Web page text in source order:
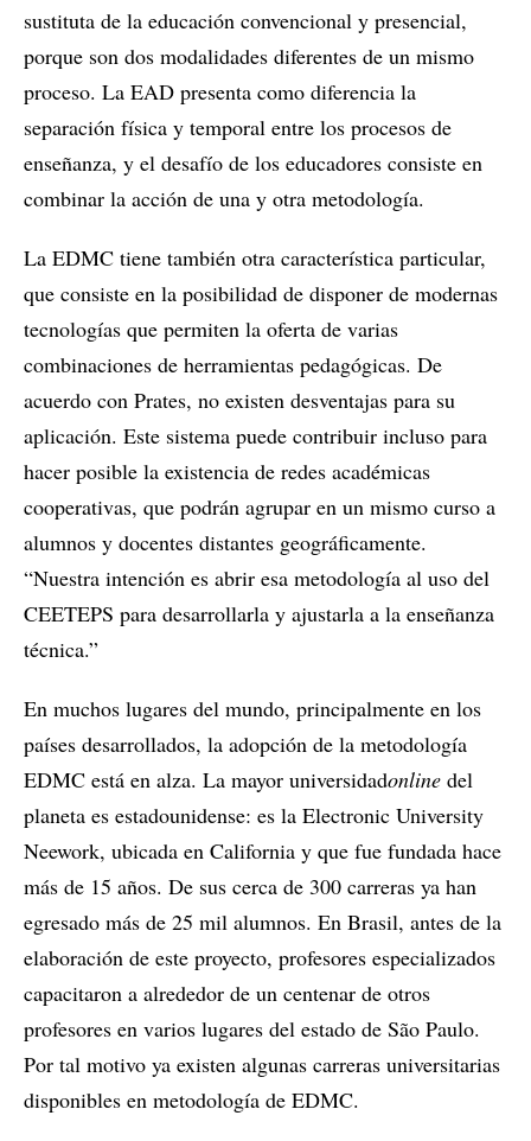
sustituta de la educación convencional y presencial,
porque son dos modalidades diferentes de un mismo
proceso. La EAD presenta como diferencia la
separación física y temporal entre los procesos de
enseñanza, y el desafío de los educadores consiste en
combinar la acción de una y otra metodología.
La EDMC tiene también otra característica particular,
que consiste en la posibilidad de disponer de modernas
tecnologías que permiten la oferta de varias
combinaciones de herramientas pedagógicas. De
acuerdo con Prates, no existen desventajas para su
aplicación. Este sistema puede contribuir incluso para
hacer posible la existencia de redes académicas
cooperativas, que podrán agrupar en un mismo curso a
alumnos y docentes distantes geográficamente.
“Nuestra intención es abrir esa metodología al uso del
CEETEPS para desarrollarla y ajustarla a la enseñanza
técnica.”
En muchos lugares del mundo, principalmente en los
países desarrollados, la adopción de la metodología
EDMC está en alza. La mayor universidadonline del
planeta es estadounidense: es la Electronic University
Neework, ubicada en California y que fue fundada hace
más de 15 años. De sus cerca de 300 carreras ya han
egresado más de 25 mil alumnos. En Brasil, antes de la
elaboración de este proyecto, profesores especializados
capacitaron a alrededor de un centenar de otros
profesores en varios lugares del estado de São Paulo.
Por tal motivo ya existen algunas carreras universitarias
disponibles en metodología de EDMC.